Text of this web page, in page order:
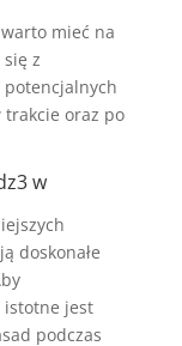
mieć na
z
oraz po
w
doskonałe
istotne jest
podczas